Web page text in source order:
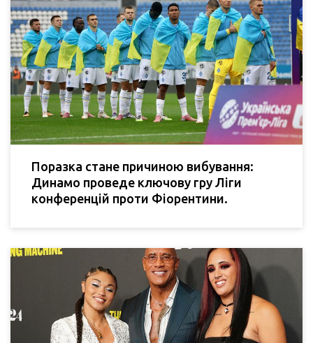
Поразка стане причиною вибування:
Динамо проведе ключову гру Ліги
конференцій проти Фіорентини.